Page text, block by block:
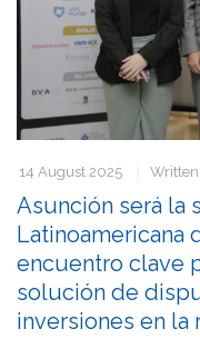
14 August 2025
Asunción será la
Latinoamericana
encuentro clave
solución de
inversiones en la